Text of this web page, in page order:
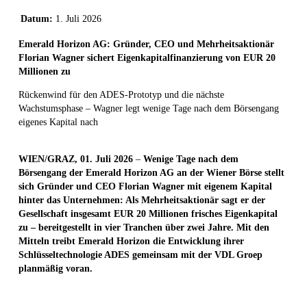
Datum: 1. Juli 2026
Emerald Horizon AG: Gründer, CEO und Mehrheitsaktionär
Florian Wagner sichert Eigenkapitalfinanzierung von EUR 20
Millionen zu
Rückenwind für den ADES-Prototyp und die nächste
Wachstumsphase – Wagner legt wenige Tage nach dem Börsengang
eigenes Kapital nach
WIEN/GRAZ, 01. Juli 2026 – Wenige Tage nach dem
Börsengang der Emerald Horizon AG an der Wiener Börse stellt
sich Gründer und CEO Florian Wagner mit eigenem Kapital
hinter das Unternehmen: Als Mehrheitsaktionär sagt er der
Gesellschaft insgesamt EUR 20 Millionen frisches Eigenkapital
zu – bereitgestellt in vier Tranchen über zwei Jahre. Mit den
Mitteln treibt Emerald Horizon die Entwicklung ihrer
Schlüsseltechnologie ADES gemeinsam mit der VDL Groep
planmäßig voran.